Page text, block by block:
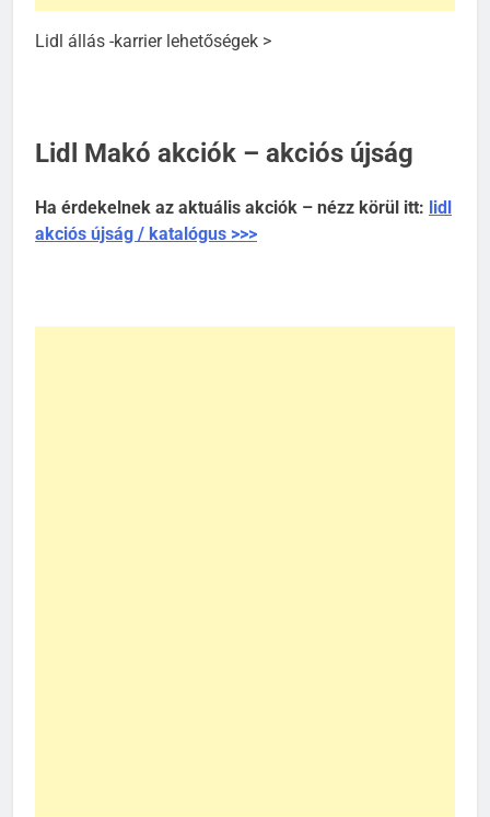
Lidl állás -karrier lehetőségek >
Lidl Makó akciók – akciós újság
Ha érdekelnek az aktuális akciók – nézz körül itt: lidl
akciós újság / katalógus >>>